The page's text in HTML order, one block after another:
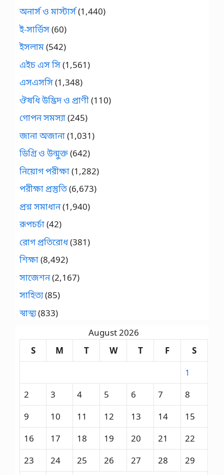
অনার্স ও মাস্টার্স(1,440)
ই-সার্ভিস(60)
ইসলাম(542)
এইচ এস সি(1,561)
এসএসসি(1,348)
ঔষধি উদ্ভিদ ও প্রাণী(110)
গোপন সমস্যা(245)
জানা অজানা(1,031)
ডিগ্রি ও উন্মুক্ত(642)
নিয়োগ পরীক্ষা(1,282)
পরীক্ষা প্রস্তুতি(6,673)
প্রশ্ন সমাধান(1,940)
রূপচর্চা(42)
রোগ প্রতিরোধ(381)
শিক্ষা(8,492)
সাজেশন(2,167)
সাহিত্য(85)
স্বাস্থ্য(833)
August 2026
S
M T W T F
S
1
2
3 4 5 6 7
8
9
10 11 12 13 14
15
16
17 18 19 20 21
22
23
24 25 26 27 28 29